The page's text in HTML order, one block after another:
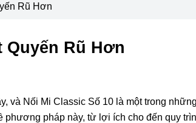
Rũ Hơn
Rũ Hơn
và Nối Mi Classic Số 10 là một trong những
pháp này, từ lợi ích cho đến quy